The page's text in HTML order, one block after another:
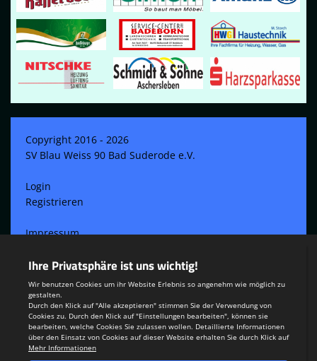
Copyright 2016 - 2026
SV Blau Weiss 90 Bad Suderode e.V.
Login
Registrieren
Impressum
Teamsports 2
Dein Sportverein online